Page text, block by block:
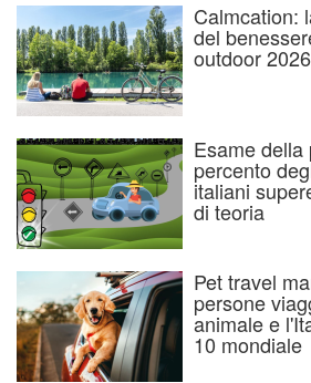
Calmcation:
del
outdoor 2026
Esame della
percento
italiani
di teoria
Pet travel
persone
animale e
10 mondiale